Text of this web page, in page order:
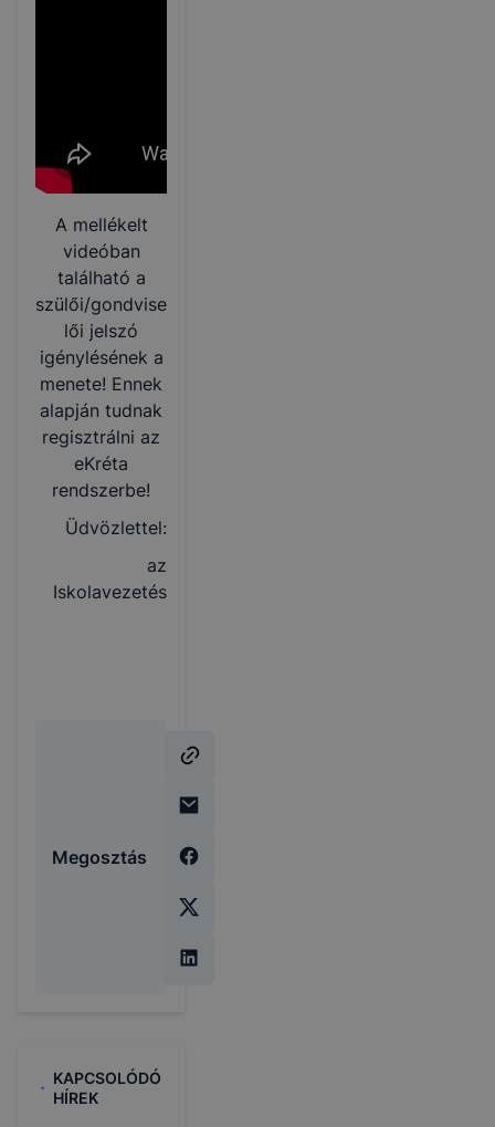
A mellékelt
videóban
található a
szülői/gondvise
lői jelszó
igénylésének a
menete! Ennek
alapján tudnak
regisztrálni az
eKréta
rendszerbe!
Üdvözlettel:
az
Iskolavezetés
Megosztás
KAPCSOLÓDÓ
HÍREK